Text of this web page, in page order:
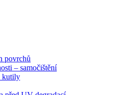
povrchů
– samočištění
kutily